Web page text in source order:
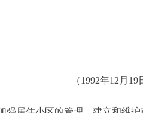
（1992年12月